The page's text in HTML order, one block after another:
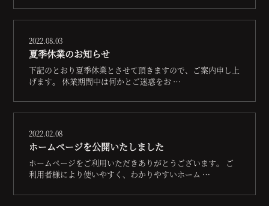
2022.08.03
夏季休業のお知らせ
下記のとおり夏季休業とさせて頂きますので、ご案内申し上
げます。 休業期間中は何かとご迷惑をお …
2022.02.08
ホームページを公開いたしました
ホームページをご利用いただきありがとうございます。 ご
利用者様により使いやすく、わかりやすいホーム …